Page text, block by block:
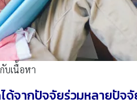
บเนื้อหา
ด้จากปัจจัยร่วมหลายปัจ